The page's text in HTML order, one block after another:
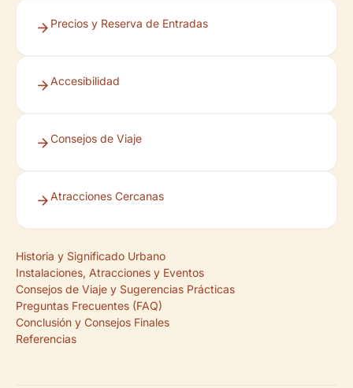
Precios y Reserva de Entradas
Accesibilidad
Consejos de Viaje
Atracciones Cercanas
Historia y Significado Urbano
Instalaciones, Atracciones y Eventos
Consejos de Viaje y Sugerencias Prácticas
Preguntas Frecuentes (FAQ)
Conclusión y Consejos Finales
Referencias